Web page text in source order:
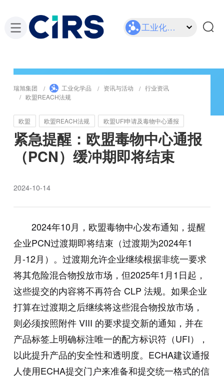
工业化学品
瑞旭集团 工业化学品 资讯与活动
行业资讯
欧盟REACH法规
欧盟 欧盟REACH法规 欧盟UFI申请及毒物中心通报
紧急提醒：欧盟毒物中心通报
（PCN）缓冲期即将结束
2024-10-14
2024年10月，欧盟毒物中心发布通知，提醒
企业PCN过渡期即将结束（过渡期为2024年1
月-12月）。过渡期允许企业继续根据非统一要求
将其危险混合物投放市场，但2025年1月1日起，
这些提交的内容将不再符合 CLP 法规。如果企业
打算在过渡期之后继续将这些混合物投放市场，
则必须按照附件 VIII 的要求提交新的通知，并在
产品标签上明确标注唯一的配方标识符（UFI），
以此提升产品的安全性和透明度。ECHA建议通报
人使用ECHA提交门户来准备和提交统一格式的信